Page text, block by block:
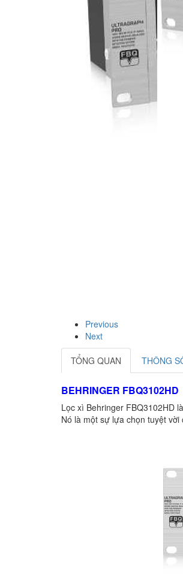
Previous
Next
TỔNG QUAN THÔNG
BEHRINGER FBQ3102HD
Lọc xì Behringer FBQ3102HD
Nó là một sự lựa chọn tuyệt